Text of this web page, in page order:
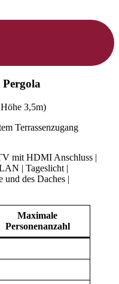
Pergola
3,5m)
Terrassenzugang
mit HDMI Anschluss |
| Tageslicht |
des Daches |
Maximale
Personenanzahl